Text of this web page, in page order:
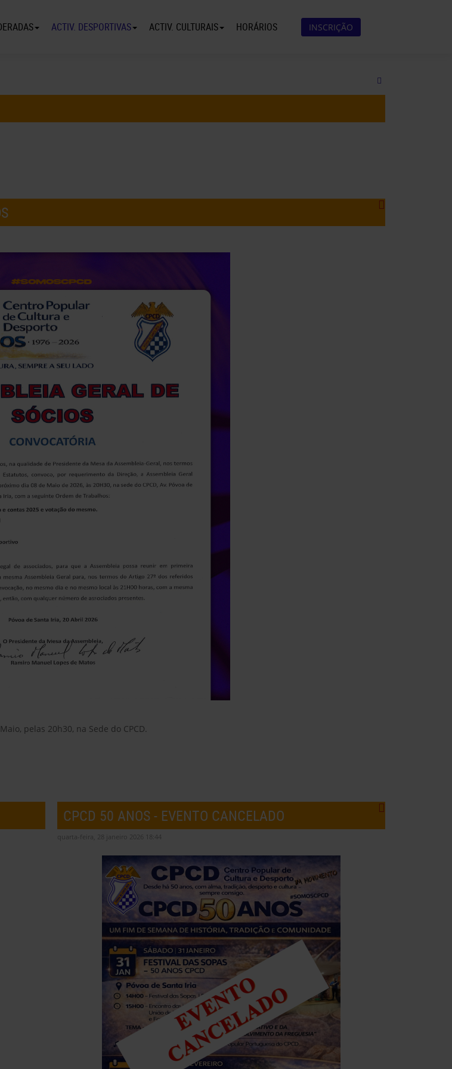
ACTIV. DESPORTIVAS ACTIV. CULTURAIS HORÁRIOS INSCRIÇÃO
pelas 20h30, na Sede do CPCD.
CPCD 50 ANOS - EVENTO CANCELADO
quarta-feira, 28 janeiro 2026 18:44